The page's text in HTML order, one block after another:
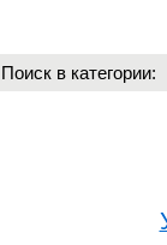
Поиск в